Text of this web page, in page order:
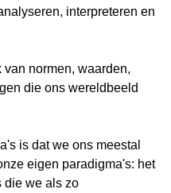
interpreteren en
normen, waarden,
die ons wereldbeeld
is dat we ons meestal
eigen paradigma's: het
die we als zo